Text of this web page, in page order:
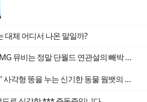
대체 어디서 나온 말일까?
[이슈점검] 뉴진스 OMG 뮤비는 정말 단월드 연관설의 빼박 증거일까
[훗] "이게 똥이라고?" 사각형 똥을 누는 신기한 동물 웜뱃의 비밀